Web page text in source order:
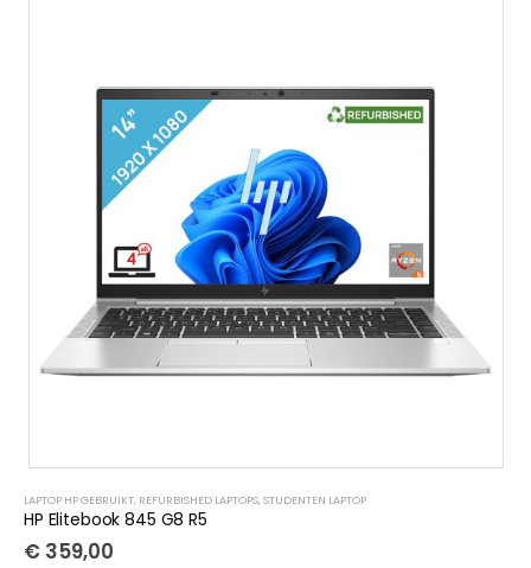
LAPTOP HP GEBRUIKT, REFURBISHED LAPTOPS, STUDENTEN LAPTOP
HP Elitebook 845 G8 R5
€ 359,00